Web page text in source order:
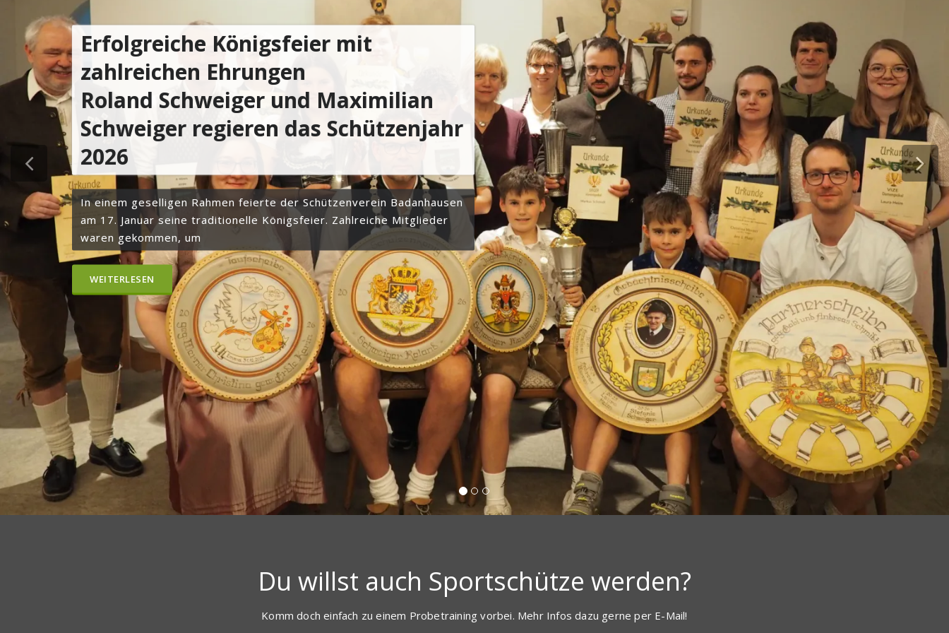
Erfolgreiche Königsfeier mit
zahlreichen Ehrungen
Roland Schweiger und Maximilian
Schweiger regieren das Schützenjahr
2026
In einem geselligen Rahmen feierte der Schützenverein Badanhausen
am 17. Januar seine traditionelle Königsfeier. Zahlreiche Mitglieder
waren gekommen, um
WEITERLESEN
Du willst auch Sportschütze werden?
Komm doch einfach zu einem Probetraining vorbei. Mehr Infos dazu gerne per E-Mail!